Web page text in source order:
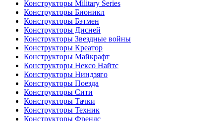
Конструкторы Military Series
Конструкторы Бионикл
Конструкторы Бэтмен
Конструкторы Дисней
Конструкторы Звездные войны
Конструкторы Креатор
Конструкторы Майкрафт
Конструкторы Нексо Найтс
Конструкторы Ниндзяго
Конструкторы Поезда
Конструкторы Сити
Конструкторы Тачки
Конструкторы Техник
Конструкторы Френдс